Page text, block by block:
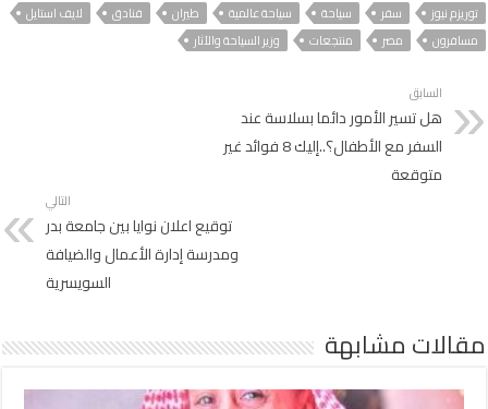
توريزم نيوز
سفر سياحة سياحة عالمية طيران فنادق
لايف استايل
مسافرون
مصر منتجعات وزير السياحة والآثار
السابق
هل تسير الأمور دائما بسلاسة عند
السفر مع الأطفال؟..إليك 8 فوائد غير
متوقعة
التالي
توقيع اعلان نوايا بين جامعة بدر
ومدرسة إدارة الأعمال والضيافة
السويسرية
مقالات مشابهة